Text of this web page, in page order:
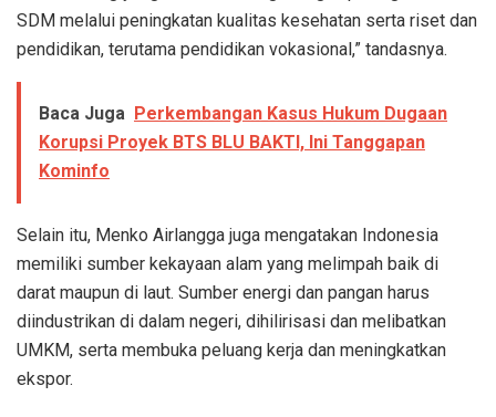
SDM melalui peningkatan kualitas kesehatan serta riset dan
pendidikan, terutama pendidikan vokasional,” tandasnya.
Baca Juga Perkembangan Kasus Hukum Dugaan
Korupsi Proyek BTS BLU BAKTI, Ini Tanggapan
Kominfo
Selain itu, Menko Airlangga juga mengatakan Indonesia
memiliki sumber kekayaan alam yang melimpah baik di
darat maupun di laut. Sumber energi dan pangan harus
diindustrikan di dalam negeri, dihilirisasi dan melibatkan
UMKM, serta membuka peluang kerja dan meningkatkan
ekspor.